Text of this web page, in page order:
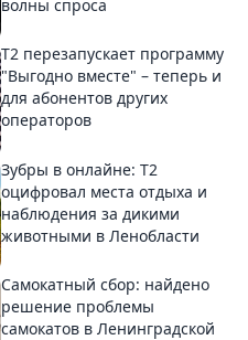
волны спроса
Т2 перезапускает программу
"Выгодно вместе" – теперь и
для абонентов других
операторов
Зубры в онлайне: Т2
оцифровал места отдыха и
наблюдения за дикими
животными в Ленобласти
Самокатный сбор: найдено
решение проблемы
самокатов в Ленинградской